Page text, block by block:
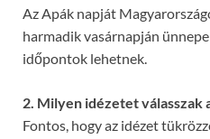
Az Apák napját
harmadik vasárnapján
időpontok lehetnek.
2. Milyen idézetet válasszak
Fontos, hogy az idézet